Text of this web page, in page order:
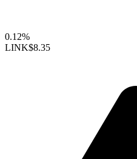
0.12%
LINK$8.35